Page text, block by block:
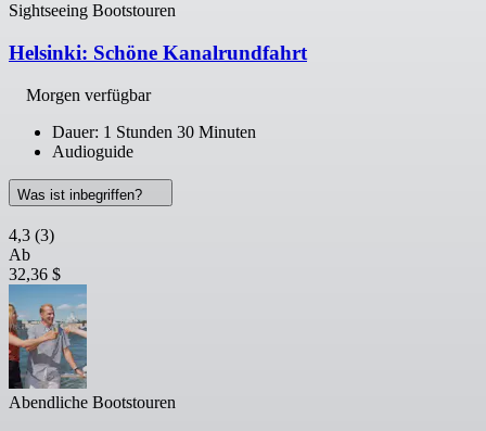
Sightseeing Bootstouren
Helsinki: Schöne Kanalrundfahrt
Morgen verfügbar
Dauer: 1 Stunden 30 Minuten
Audioguide
Was ist inbegriffen?
4,3 (3)
Ab
32,36 $
Abendliche Bootstouren